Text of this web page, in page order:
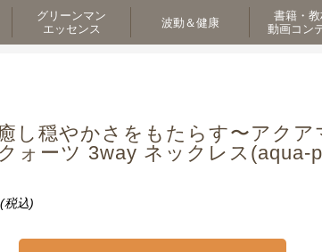
グリーンマン
エッセンス
波動＆健康
書籍・教
動画コン
し穏やかさをもたらす〜アクア
ォーツ 3way ネックレス(aqua-
(税込)